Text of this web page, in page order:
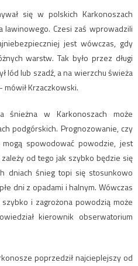
się w polskich Karkonoszach
lawinowego. Czesi zaś wprowadzili
jest wówczas, gdy
warstw. Tak było przez długi
lód lub szadź, a na wierzchu świeża
Krzaczkowski.
śnieżna w Karkonoszach może
podgórskich. Prognozowanie, czy
spowodować powodzie, jest
od tego jak szybko będzie się
dniach śnieg topi się stosunkowo
dni z opadami i halnym. Wówczas
i zagrożona powodzią może
kierownik obserwatorium
poprzedził najcieplejszy od